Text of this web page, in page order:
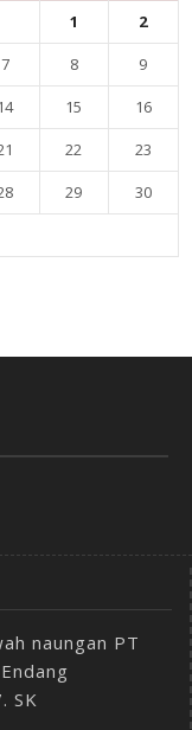
1
2
7 8
9
15
16
22
23
29
30
naungan PT
SK